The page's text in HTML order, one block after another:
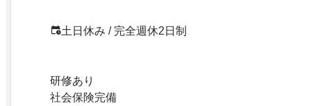
土日休み / 完全週休2日制
研修あり
社会保険完備